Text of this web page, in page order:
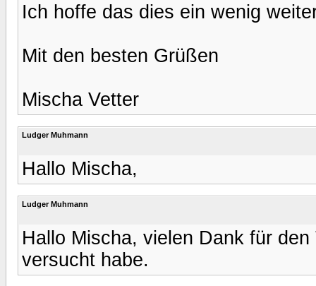
Ich hoffe das dies ein wenig
Mit den besten Grüßen
Mischa Vetter
Ludger Muhmann
Hallo Mischa,
Ludger Muhmann
Hallo Mischa, vielen Dank für
versucht habe.